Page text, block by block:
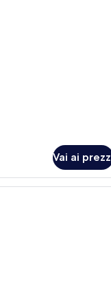
Vai ai
Deluxe, 1 letto king |